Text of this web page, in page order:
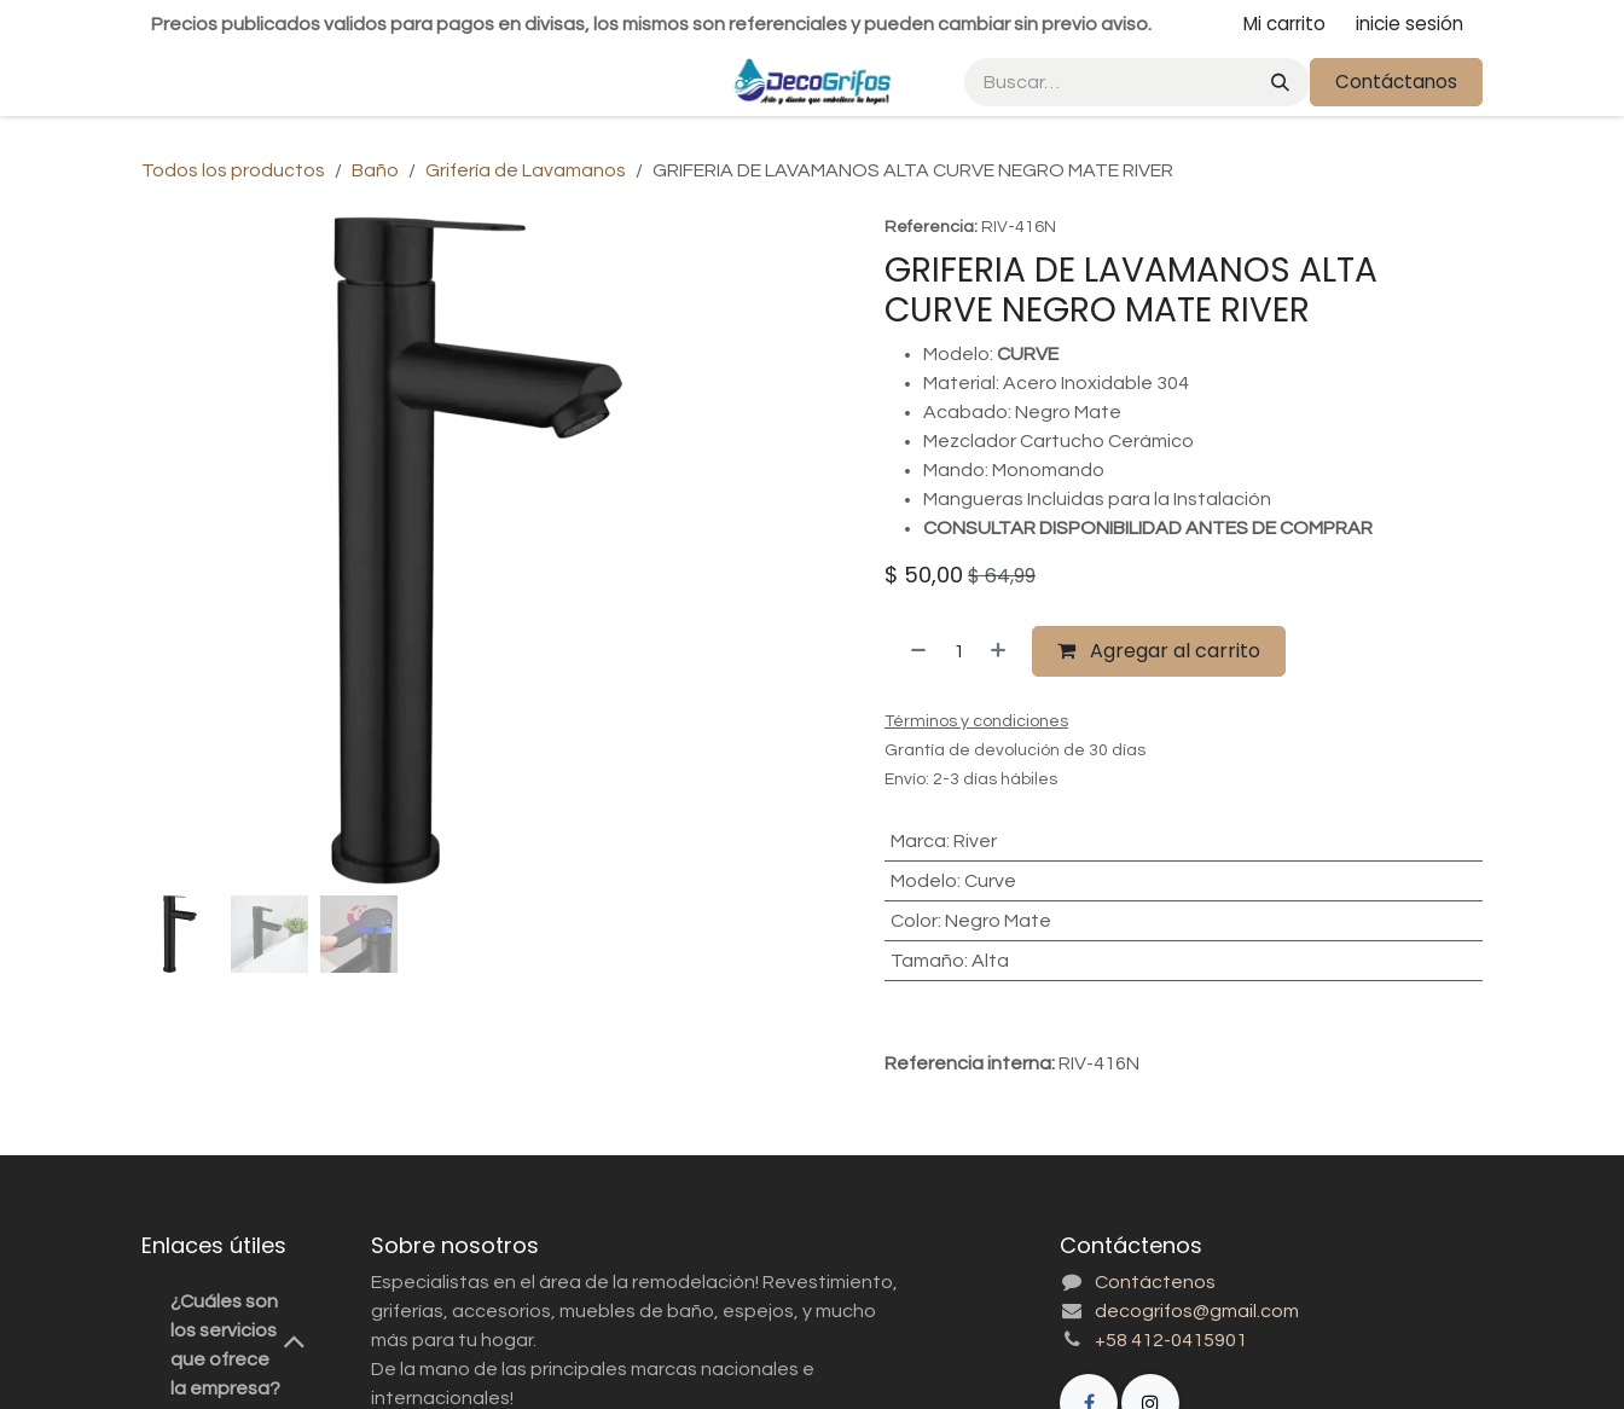
Precios publicados validos para pagos en divisas, los mismos son referenciales y pueden cambiar sin previo aviso. Mi carrito inicie sesión
Contáctanos
Todos los productos Baño Grifería de Lavamanos GRIFERIA DE LAVAMANOS ALTA CURVE NEGRO MATE RIVER
Referencia: RIV-416N
GRIFERIA DE LAVAMANOS ALTA
CURVE NEGRO MATE RIVER
Modelo: CURVE
Material: Acero Inoxidable 304
Acabado: Negro Mate
Mezclador Cartucho Cerámico
Mando: Monomando
Mangueras Incluidas para la Instalación
CONSULTAR DISPONIBILIDAD ANTES DE COMPRAR
$ 50,00 $64,99
Agregar al carrito
Términos y condiciones
Grantía de devolución de 30 días
Envío: 2-3 días hábiles
Marca: River
Modelo: Curve
Color: Negro Mate
Tamaño: Alta
Referencia interna:RIV-416N
Enlaces útiles
¿Cuáles son
los servicios
que ofrece
la empresa?
Sobre nosotros
Especialistas en el área de la remodelación! Revestimiento,
griferías, accesorios, muebles de baño, espejos, y mucho
más para tu hogar.
De la mano de las principales marcas nacionales e
internacionales!
Contáctenos
Contáctenos
decogrifos@gmail.com
+58 412-0415901